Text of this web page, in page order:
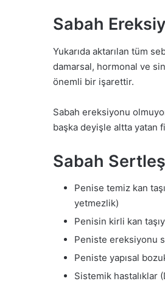
Sabah
Yukarıda aktarılan tüm
damarsal, hormonal ve
önemli bir işarettir.
Sabah ereksiyonu
başka deyişle altta yatan
Sabah
Penise temiz kan
yetmezlik)
Penisin kirli kan
Peniste ereksiyonu
Peniste yapısal
Sistemik hastalıklar